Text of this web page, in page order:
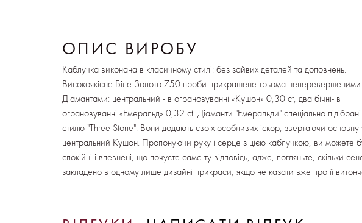
ОПИС ВИРОБУ
Каблучка виконана в класичному стилі: без зайвих деталей та доповнень.
Високоякісне Біле Золото 750 проби прикрашене трьома неперевершеними
Діамантами: центральний - в ограновуванні «Кушон» 0,30 ct, два бічні- в
ограновуванні «Емеральд» 0,32 ct. Діаманти "Емеральди" спеціально підібрані
стилю "Three Stone". Вони додають своїх особливих іскор, звертаючи основну
центральний Кушон. Пропонуючи руку і серце з цією каблучкою, ви можете
спокійні і впевнені, що почуєте саме ту відповідь, адже, погляньте, скільки
закладено в одному лише дизайні прикраси, якщо не казати вже про її